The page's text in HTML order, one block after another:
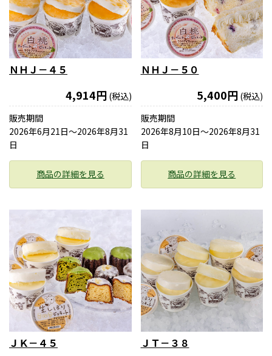
ＮＨＪ－４５
4,914円 (税込)
販売期間
2026年6月21日〜2026年8月31
日
商品の詳細を見る
ＮＨＪ－５０
5,400円 (税込)
販売期間
2026年8月10日〜2026年8月31
日
商品の詳細を見る
ＪＫ－４５ ＪＴ－３８